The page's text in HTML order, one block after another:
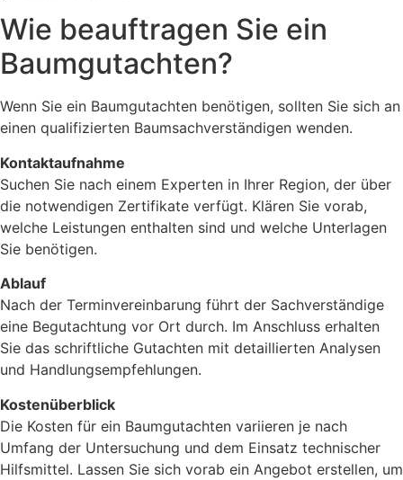
Wie beauftragen Sie ein
Baumgutachten?
Wenn Sie ein Baumgutachten benötigen, sollten Sie sich an
einen qualifizierten Baumsachverständigen wenden.
Kontaktaufnahme
Suchen Sie nach einem Experten in Ihrer Region, der über
die notwendigen Zertifikate verfügt. Klären Sie vorab,
welche Leistungen enthalten sind und welche Unterlagen
Sie benötigen.
Ablauf
Nach der Terminvereinbarung führt der Sachverständige
eine Begutachtung vor Ort durch. Im Anschluss erhalten
Sie das schriftliche Gutachten mit detaillierten Analysen
und Handlungsempfehlungen.
Kostenüberblick
Die Kosten für ein Baumgutachten variieren je nach
Umfang der Untersuchung und dem Einsatz technischer
Hilfsmittel. Lassen Sie sich vorab ein Angebot erstellen, um